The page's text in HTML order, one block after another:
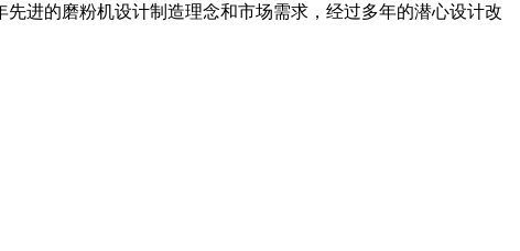
进的磨粉机设计制造理念和市场需求，经过多年的潜心设计改